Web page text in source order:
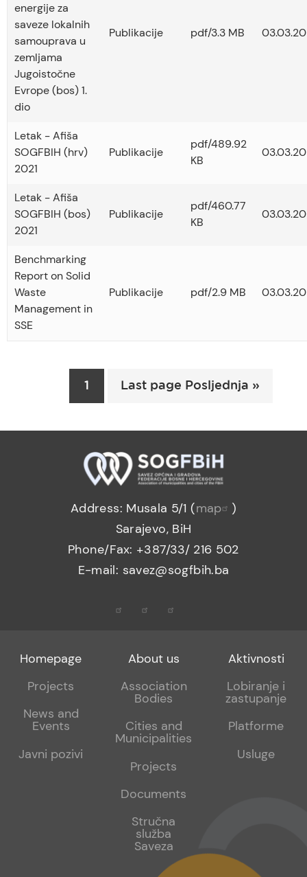
energije za
saveze lokalnih
samouprava u
zemljama
Jugoistočne
Evrope (bos) 1.
dio
Publikacije pdf/3.3 MB
Letak - Afiša
SOGFBIH (hrv)
2021
Publikacije
pdf/489.92
KB
Letak - Afiša
SOGFBIH (bos)
2021
Publikacije
pdf/460.77
KB
Benchmarking
Report on Solid
Waste
Management in
SSE
Publikacije pdf/2.9 MB
Current
page
1 Last page Posljednja »
Address: Musala 5/1 (map
)
Sarajevo, BiH
Phone/Fax: +387/33/ 216 502
E-mail: savez@sogfbih.ba
Footer
menu
Homepage
Projects
News and
Events
Javni pozivi
Footer
sub
About us
Association
Bodies
Cities and
Municipalities
Projects
Documents
Stručna
služba
Saveza
Footer
sub
Aktivnosti
Lobiranje i
zastupanje
Platforme
Usluge